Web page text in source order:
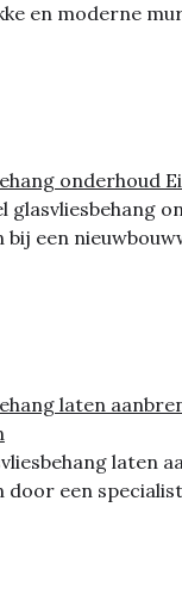
en moderne
onderhoud
glasvliesbehang
bij een
laten
laten
door een